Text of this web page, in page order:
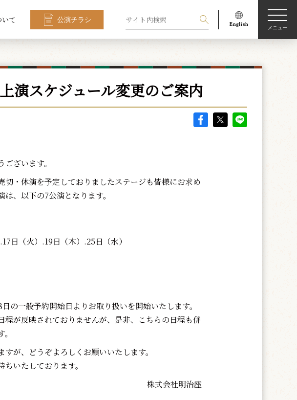
いて 公演チラシ
メニュー
演スケジュール変更のご案内
ざいます。
切・休演を予定しておりましたステージも皆様にお求め
、以下の7公演となります。
日（火）.19日（木）.25日（水）
の一般予約開始日よりお取り扱いを開始いたします。
程が反映されておりませんが、是非、こちらの日程も併
が、どうぞよろしくお願いいたします。
いたしております。
株式会社明治座